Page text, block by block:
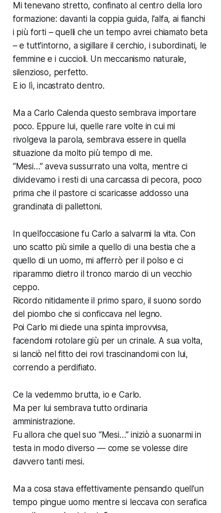
Mi tenevano stretto, confinato al centro della loro
formazione: davanti la coppia guida, l’alfa, ai fianchi
i più forti – quelli che un tempo avrei chiamato beta
– e tutt’intorno, a sigillare il cerchio, i subordinati, le
femmine e i cuccioli. Un meccanismo naturale,
silenzioso, perfetto.
E io lì, incastrato dentro.
Ma a Carlo Calenda questo sembrava importare
poco. Eppure lui, quelle rare volte in cui mi
rivolgeva la parola, sembrava essere in quella
situazione da molto più tempo di me.
“Mesi…” aveva sussurrato una volta, mentre ci
dividevamo i resti di una carcassa di pecora, poco
prima che il pastore ci scaricasse addosso una
grandinata di pallettoni.
In quell’occasione fu Carlo a salvarmi la vita. Con
uno scatto più simile a quello di una bestia che a
quello di un uomo, mi afferrò per il polso e ci
riparammo dietro il tronco marcio di un vecchio
ceppo.
Ricordo nitidamente il primo sparo, il suono sordo
del piombo che si conficcava nel legno.
Poi Carlo mi diede una spinta improvvisa,
facendomi rotolare giù per un crinale. A sua volta,
si lanciò nel fitto dei rovi trascinandomi con lui,
correndo a perdifiato.
Ce la vedemmo brutta, io e Carlo.
Ma per lui sembrava tutto ordinaria
amministrazione.
Fu allora che quel suo “Mesi…” iniziò a suonarmi in
testa in modo diverso — come se volesse dire
davverotantimesi.
Ma a cosa stava effettivamente pensando quell’un
tempo pingue uomo mentre si leccava con serafica